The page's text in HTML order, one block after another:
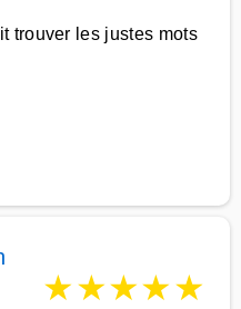
trouver les justes mots
★★★★★